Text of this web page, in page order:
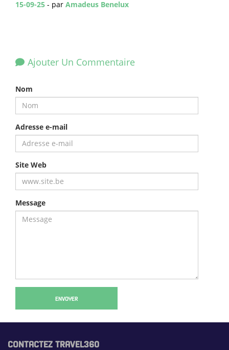
15-09-25 - par Amadeus Benelux
Ajouter Un Commentaire
Nom
Adresse e-mail
Site Web
Message
ENVOYER
CONTACTEZ TRAVEL360